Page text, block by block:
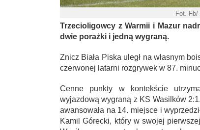
Fot. Fb/
Trzecioligowcy z Warmii i Mazur
dwie porażki i jedną wygraną.
Znicz Biała Piska uległ na własnym
czerwonej latarni rozgrywek w 87.
Cenne punkty w kontekście
wyjazdową wygraną z KS Wasilków
awansowała na 14. miejsce i
Kamil Górecki, który w swojej